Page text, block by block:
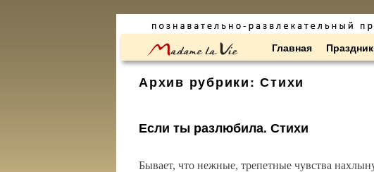
Перейти к основному содержимому
Перейти к дополнительному содержимому Главная
Архив рубрики:Стихи
Если ты разлюбила. Стихи
Бывает, что нежные, трепетные чувства